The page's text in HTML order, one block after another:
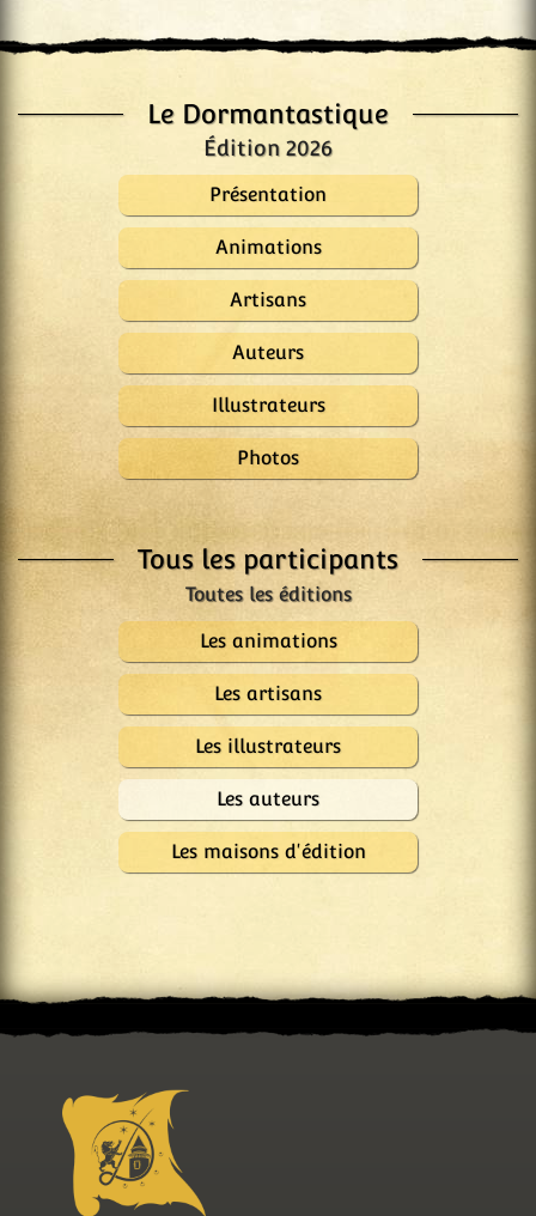
Le Dormantastique
Édition 2026
Présentation
Animations
Artisans
Auteurs
Illustrateurs
Photos
Tous les participants
Les animations
Les artisans
Les illustrateurs
Les auteurs
Les maisons d'édition